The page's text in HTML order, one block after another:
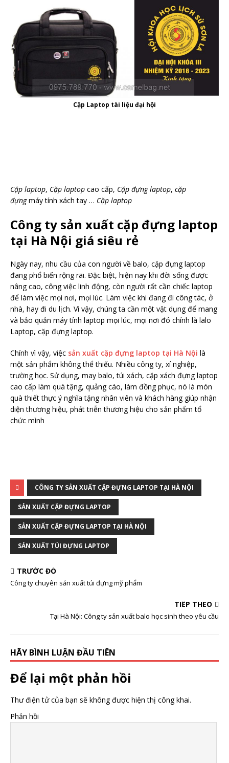
Cặp Laptop tài liệu đại hội
Cặp laptop, Cặp laptop cao cấp, Cặp đựng laptop, cặp
đựngmáy tính xách tay … Cặp laptop
Công ty sản xuất cặp đựng laptop
tại Hà Nội giá siêu rẻ
Ngày nay, nhu cầu của con người về balo, cặp đựng laptop
đang phổ biến rộng rãi. Đặc biệt, hiện nay khi đời sống được
nâng cao, công việc linh động, còn người rất cần chiếc laptop
để làm việc mọi nơi, mọi lúc. Làm việc khi đang đi công tác, ở
nhà, hay đi du lịch. Vì vậy, chúng ta cần một vật dụng để mang
và bảo quản máy tính laptop mọi lúc, mọi nơi đó chính là lalo
Laptop, cặp đựng laptop.
Chính vì vậy, việc sản xuất cặp đựng laptop tại Hà Nội là
một sản phẩm không thể thiếu. Nhiều công ty, xí nghiệp,
trường học. Sử dụng, may balo, túi xách, cặp xách đựng laptop
cao cấp làm quà tặng, quảng cáo, làm đồng phục, nó là món
quà thiết thực ý nghĩa tặng nhân viên và khách hàng giúp nhận
diện thương hiệu, phát triễn thương hiệu cho sản phẩm tổ
chức mình
CÔNG TY SẢN XUẤT CẶP ĐỰNG LAPTOP TẠI HÀ NỘI
SẢN XUẤT CẶP ĐỰNG LAPTOP
SẢN XUẤT CẶP ĐỰNG LAPTOP TẠI HÀ NỘI
SẢN XUẤT TÚI ĐỰNG LAPTOP
TRƯỚC ĐÓ
Công ty chuyên sản xuất túi đựng mỹ phẩm
TIẾP THEO
Tại Hà Nội: Công ty sản xuất balo học sinh theo yêu cầu
HÃY BÌNH LUẬN ĐẦU TIÊN
Để lại một phản hồi
Thư điện tử của bạn sẽ không được hiện thị công khai.
Phản hồi